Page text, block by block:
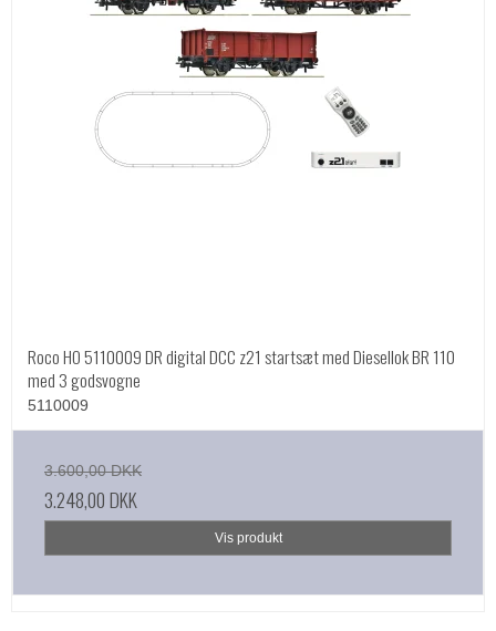
Roco HO 5110009 DR digital DCC z21 startsæt med Diesellok BR 110
med 3 godsvogne
5110009
3.600,00 DKK
3.248,00 DKK
Vis produkt